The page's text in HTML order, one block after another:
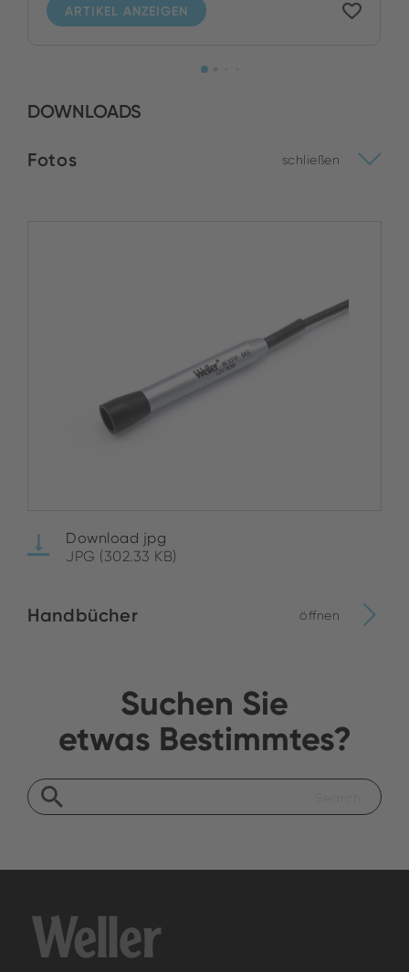
ARTIKEL ANZEIGEN
DOWNLOADS
Fotos schließen
Download jpg
JPG (302.33 KB)
Handbücher öffnen
Suchen Sie
etwas Bestimmtes?